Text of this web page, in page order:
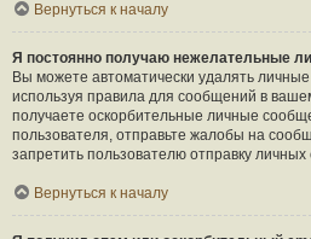
Вернуться к началу
Я постоянно получаю нежелательные
Вы можете автоматически удалять
используя правила для сообщений в
получаете оскорбительные личные
пользователя, отправьте жалобы на
запретить пользователю отправку
Вернуться к началу